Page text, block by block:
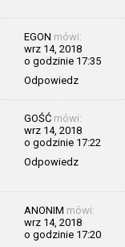
EGON mówi:
wrz 14, 2018
o godzinie 17:35
Odpowiedz
GOŚĆ mówi:
wrz 14, 2018
o godzinie 17:22
Odpowiedz
ANONIM mówi:
wrz 14, 2018
o godzinie 17:20